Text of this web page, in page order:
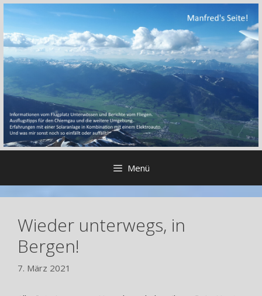
Zum
springen
Menü
Wieder unterwegs, in
Bergen!
7. März 2021